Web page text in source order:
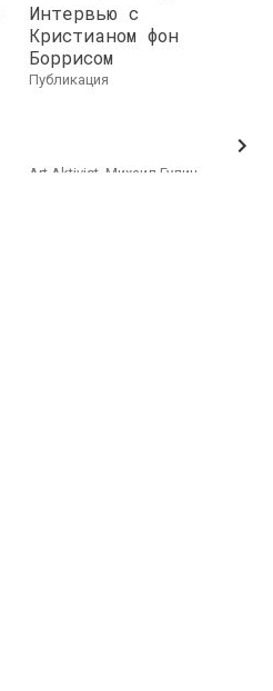
Интервью с
Кристианом фон
Боррисом
публикация
Art Aktivist, Михаил Гулин